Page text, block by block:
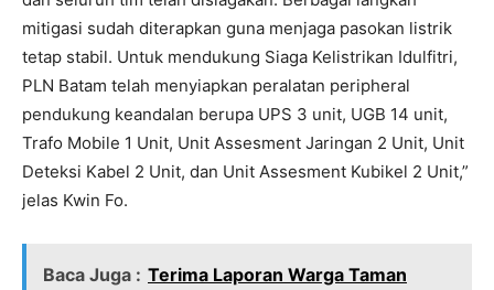
mitigasi sudah diterapkan guna menjaga pasokan listrik
tetap stabil. Untuk mendukung Siaga Kelistrikan Idulfitri,
PLN Batam telah menyiapkan peralatan peripheral
pendukung keandalan berupa UPS 3 unit, UGB 14 unit,
Trafo Mobile 1 Unit, Unit Assesment Jaringan 2 Unit, Unit
Deteksi Kabel 2 Unit, dan Unit Assesment Kubikel 2 Unit,”
jelas Kwin Fo.
Baca Juga : Terima Laporan Warga Taman